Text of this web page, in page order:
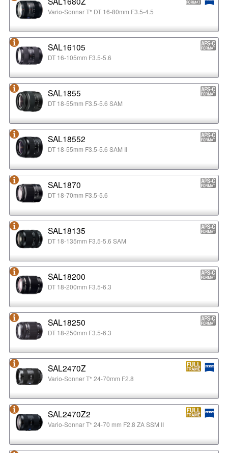
Vario-Sonnar T* DT 16-80mm F3.5-4.5
SAL16105
DT 16-105mm F3.5-5.6
SAL1855
DT 18-55mm F3.5-5.6 SAM
SAL18552
DT 18-55mm F3.5-5.6 SAM II
SAL1870
DT 18-70mm F3.5-5.6
SAL18135
DT 18-135mm F3.5-5.6 SAM
SAL18200
DT 18-200mm F3.5-6.3
SAL18250
DT 18-250mm F3.5-6.3
SAL2470Z
Vario-Sonner T* 24-70mm F2.8
SAL2470Z2
Vario-Sonnar T* 24-70 mm F2.8 ZA SSM II